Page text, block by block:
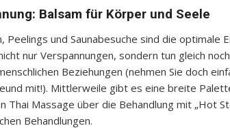
Balsam für Körper und Seele
Peelings und Saunabesuche sind die optimale
nur Verspannungen, sondern tun gleich
Beziehungen (nehmen Sie doch
mit!). Mittlerweile gibt es eine breite
Thai Massage über die Behandlung mit „Hot
Behandlungen.